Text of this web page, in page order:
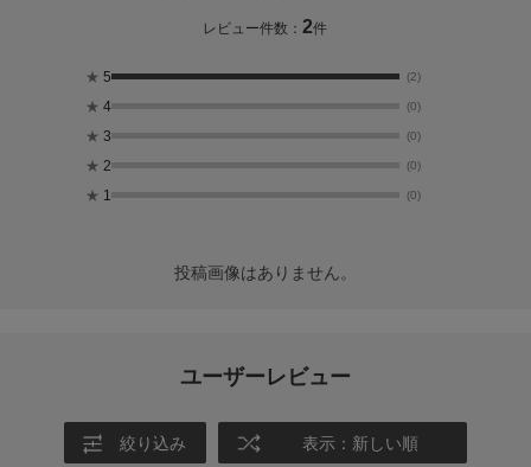
レビュー件数：2件
★ 5 (2)
★ 4 (0)
★ 3 (0)
★ 2 (0)
★ 1 (0)
投稿画像はありません。
ユーザーレビュー
絞り込み 表示：新しい順